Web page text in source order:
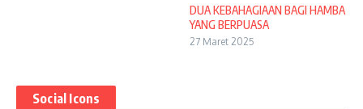
DUA KEBAHAGIAAN BAGI HAMBA
YANG BERPUASA
27 Maret 2025
Social Icons